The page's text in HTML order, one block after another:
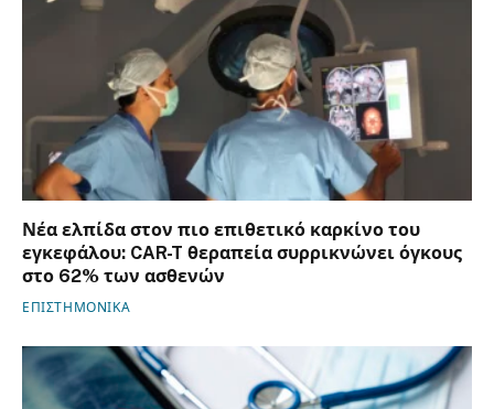
Νέα ελπίδα στον πιο επιθετικό καρκίνο του
εγκεφάλου: CAR-T θεραπεία συρρικνώνει όγκους
στο 62% των ασθενών
ΕΠΙΣΤΗΜΟΝΙΚΑ